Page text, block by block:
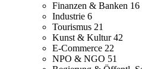
Finanzen & Banken 16
Industrie 6
Tourismus 21
Kunst & Kultur42
E-Commerce 22
NPO & NGO 51